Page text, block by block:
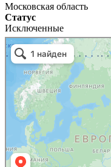
Московская область
Статус
Исключенные